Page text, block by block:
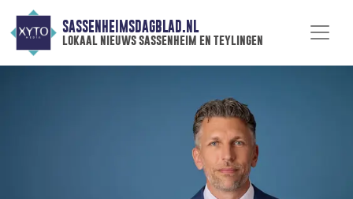
SASSENHEIMSDAGBLAD.NL
lokaal nieuws sassenheim en teylingen